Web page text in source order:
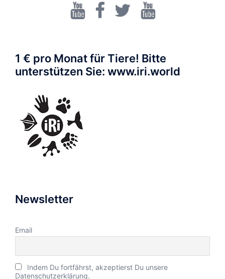
Karsten
Brensing
FacebookTwitter
1 € pro Monat für Tiere! Bitte
unterstützen Sie: www.iri.world
Newsletter
Email
Indem Du fortfährst, akzeptierst Du unsere
Datenschutzerklärung.